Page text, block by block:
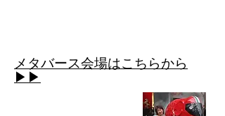
メタバース会場はこちらから
▶▶